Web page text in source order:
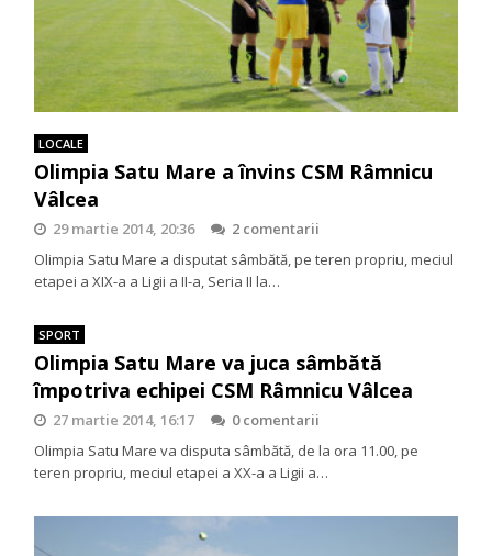
LOCALE
Olimpia Satu Mare a învins CSM Râmnicu
Vâlcea
29 martie 2014, 20:36
2 comentarii
Olimpia Satu Mare a disputat sâmbătă, pe teren propriu, meciul
etapei a XIX-a a Ligii a II-a, Seria II la…
SPORT
Olimpia Satu Mare va juca sâmbătă
împotriva echipei CSM Râmnicu Vâlcea
27 martie 2014, 16:17
0 comentarii
Olimpia Satu Mare va disputa sâmbătă, de la ora 11.00, pe
teren propriu, meciul etapei a XX-a a Ligii a…